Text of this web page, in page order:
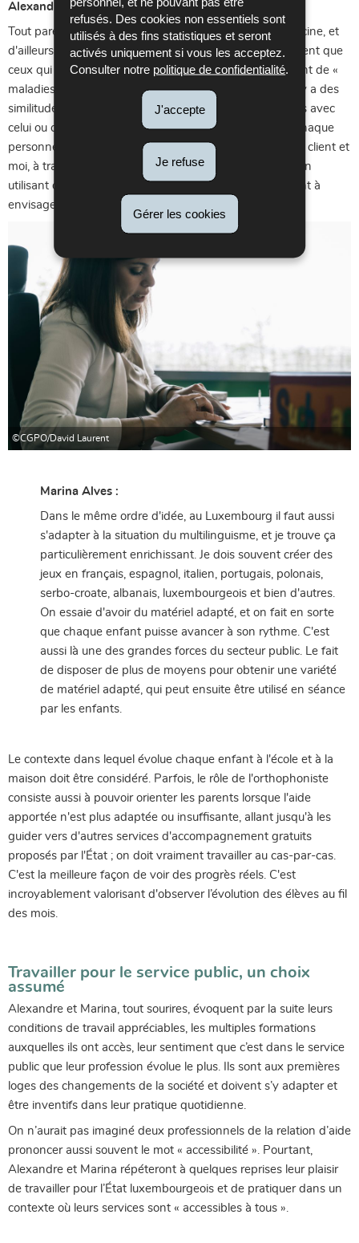
refusés. Des cookies non essentiels sont
utilisés à des fins statistiques et seront
activés uniquement si vous les acceptez.
Consulter notre politique de confidentialité.
J'accepte
Je refuse
Gérer les cookies
Alexandre Monteiro :
Tout pareil ! La psychologie n'est certes pas de la médecine, et
d'ailleurs les gens se trompent souvent lorsqu'ils imaginent que
ceux qui viennent me consulter souffrent nécessairement de «
maladies psychiques ». Il n'y a rien de plus faux. Mais il y a des
similitudes en ce qui concerne la relation que je construis avec
celui ou celle qui vient me consulter. Il faut s'adapter à chaque
personne, c’est vraiment une co-construction entre mon client et
moi, à travers une relation qu’on développe peu à peu, en
utilisant des outils que j'ai sélectionnés pour aider le client à
envisager comment il/elle pourrait changer sa situation.
©CGPO/David Laurent
Marina Alves :
Dans le même ordre d'idée, au Luxembourg il faut aussi
s'adapter à la situation du multilinguisme, et je trouve ça
particulièrement enrichissant. Je dois souvent créer des
jeux en français, espagnol, italien, portugais, polonais,
serbo-croate, albanais, luxembourgeois et bien d'autres.
On essaie d'avoir du matériel adapté, et on fait en sorte
que chaque enfant puisse avancer à son rythme. C'est
aussi là une des grandes forces du secteur public. Le fait
de disposer de plus de moyens pour obtenir une variété
de matériel adapté, qui peut ensuite être utilisé en séance
par les enfants.
Le contexte dans lequel évolue chaque enfant à l'école et à la
maison doit être considéré. Parfois, le rôle de l'orthophoniste
consiste aussi à pouvoir orienter les parents lorsque l'aide
apportée n'est plus adaptée ou insuffisante, allant jusqu'à les
guider vers d'autres services d'accompagnement gratuits
proposés par l'État ; on doit vraiment travailler au cas-par-cas.
C'est la meilleure façon de voir des progrès réels. C'est
incroyablement valorisant d'observer l’évolution des élèves au fil
des mois.
Travailler pour le service public, un choix
assumé
Alexandre et Marina, tout sourires, évoquent par la suite leurs
conditions de travail appréciables, les multiples formations
auxquelles ils ont accès, leur sentiment que c’est dans le service
public que leur profession évolue le plus. Ils sont aux premières
loges des changements de la société et doivent s’y adapter et
être inventifs dans leur pratique quotidienne.
On n’aurait pas imaginé deux professionnels de la relation d’aide
prononcer aussi souvent le mot « accessibilité ». Pourtant,
Alexandre et Marina répéteront à quelques reprises leur plaisir
de travailler pour l’État luxembourgeois et de pratiquer dans un
contexte où leurs services sont « accessibles à tous ».